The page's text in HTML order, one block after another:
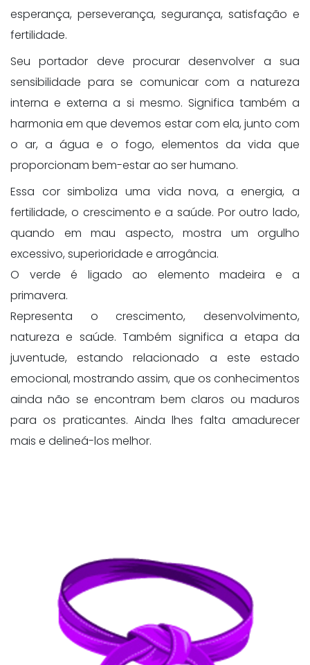
esperança, perseverança, segurança, satisfação e
fertilidade.
Seu portador deve procurar desenvolver a sua
sensibilidade para se comunicar com a natureza
interna e externa a si mesmo. Significa também a
harmonia em que devemos estar com ela, junto com
o ar, a água e o fogo, elementos da vida que
proporcionam bem-estar ao ser humano.
Essa cor simboliza uma vida nova, a energia, a
fertilidade, o crescimento e a saúde. Por outro lado,
quando em mau aspecto, mostra um orgulho
excessivo, superioridade e arrogância.
O verde é ligado ao elemento madeira e a
primavera.
Representa o crescimento, desenvolvimento,
natureza e saúde. Também significa a etapa da
juventude, estando relacionado a este estado
emocional, mostrando assim, que os conhecimentos
ainda não se encontram bem claros ou maduros
para os praticantes. Ainda lhes falta amadurecer
mais e delineá-los melhor.